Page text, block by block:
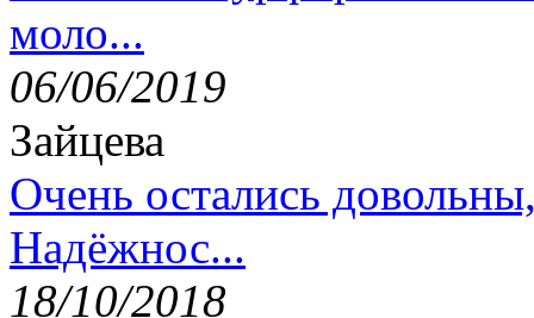
моло...
06/06/2019
Зайцева
Очень остались
Надёжнос...
18/10/2018